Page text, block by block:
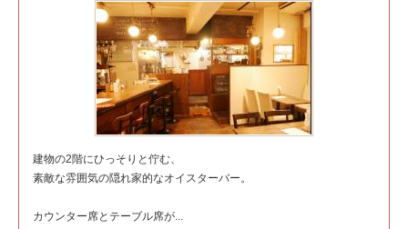
建物の2階にひっそりと佇む、
素敵な雰囲気の隠れ家的なオイスターバー。
カウンター席とテーブル席が...